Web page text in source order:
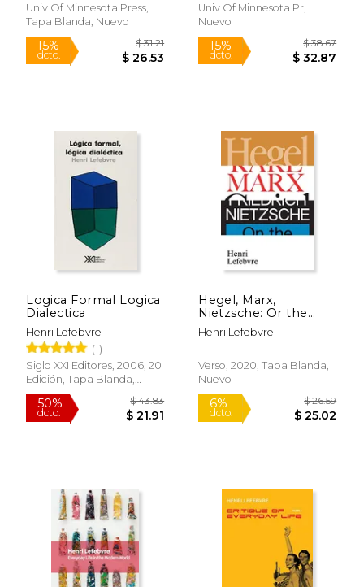
6%
dcto. $ 12.19
6%
dcto. $
Univ Of Minnesota Press,
Tapa Blanda, Nuevo
Univ Of Minnesota Pr,
Nuevo
Logica Formal Logica
Dialectica
Henri Lefebvre
(1)
Siglo XXI Editores, 2006, 20
Edición, Tapa Blanda,
Nuevo
Hegel, Marx,
Nietzsche: Or the
Realm of Shadows
(en Inglés)
Henri Lefebvre
Verso, 2020, Tapa Blanda,
Nuevo